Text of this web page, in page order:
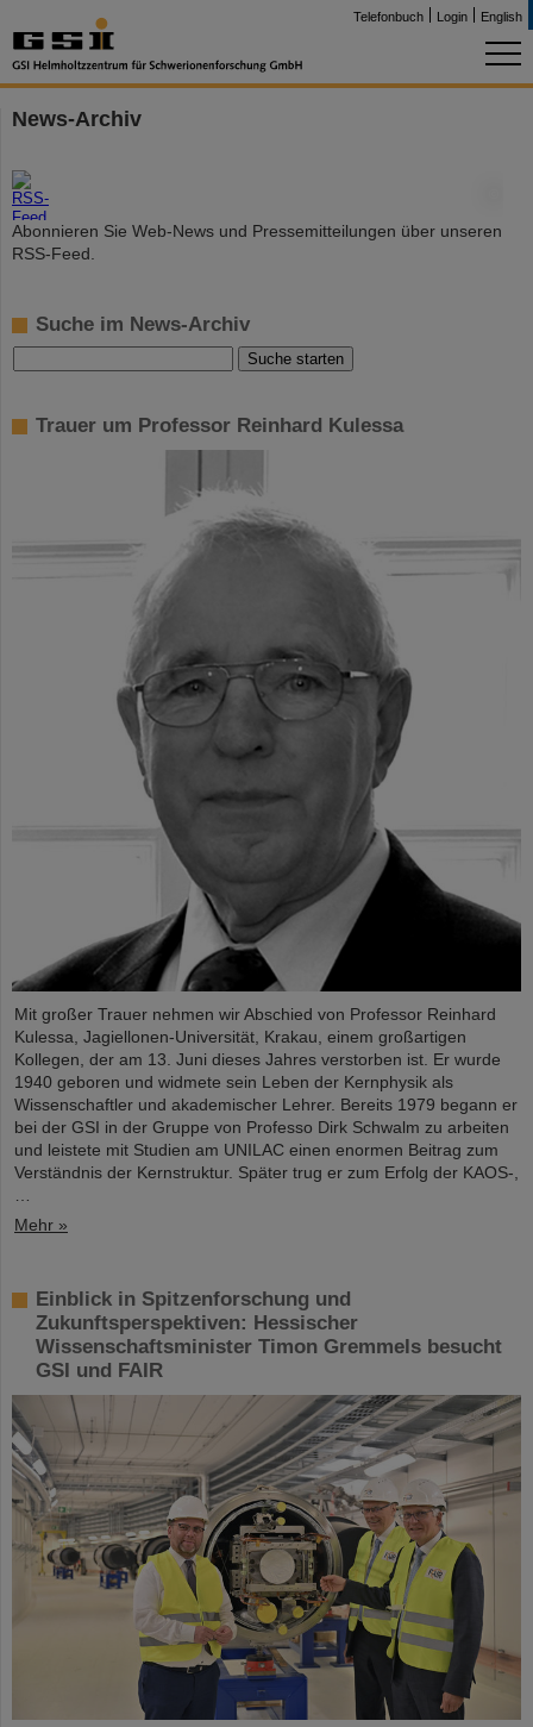
Telefonbuch Login English
News-Archiv
Abonnieren Sie Web-News und Pressemitteilungen über unseren
RSS-Feed.
Suche im News-Archiv
Trauer um Professor Reinhard Kulessa
Mit großer Trauer nehmen wir Abschied von Professor Reinhard
Kulessa, Jagiellonen-Universität, Krakau, einem großartigen
Kollegen, der am 13. Juni dieses Jahres verstorben ist. Er wurde
1940 geboren und widmete sein Leben der Kernphysik als
Wissenschaftler und akademischer Lehrer. Bereits 1979 begann er
bei der GSI in der Gruppe von Professo Dirk Schwalm zu arbeiten
und leistete mit Studien am UNILAC einen enormen Beitrag zum
Verständnis der Kernstruktur. Später trug er zum Erfolg der KAOS-,
Mehr »
Einblick in Spitzenforschung und
Zukunftsperspektiven: Hessischer
Wissenschaftsminister Timon Gremmels besucht
GSI und FAIR